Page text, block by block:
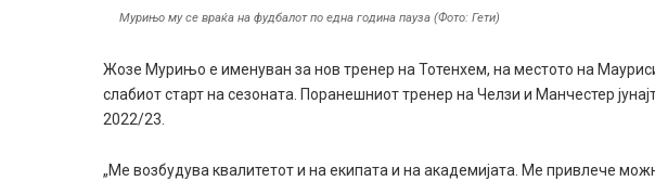
Мурињо му се враќа на фудбалот по една година пауза (Фото: Гети)
Жозе Мурињо е именуван за нов тренер на Тотенхем, на местото на
слабиот старт на сезоната. Поранешниот тренер на Челзи и Манчестер
2022/23.
„Ме возбудува квалитетот и на екипата и на академијата. Ме привлече